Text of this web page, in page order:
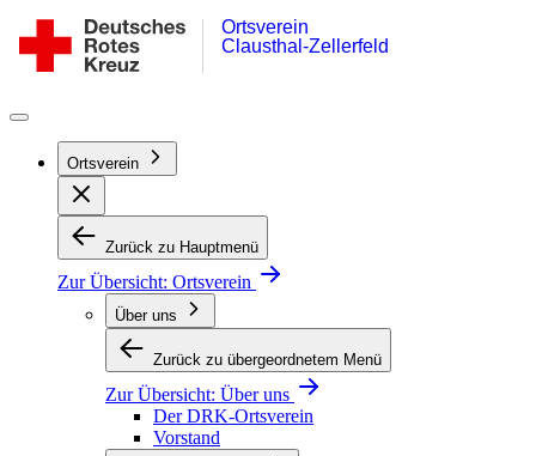
Inhalt
springen
Ortsverein
Clausthal-
Clausthal-Zellerfeld
Ortsverein
Ortsverein
Zurück zu Hauptmenü
Zur Übersicht: Ortsverein
Über uns
Zurück zu übergeordnetem Menü
Zur Übersicht: Über uns
Der DRK-Ortsverein
Vorstand